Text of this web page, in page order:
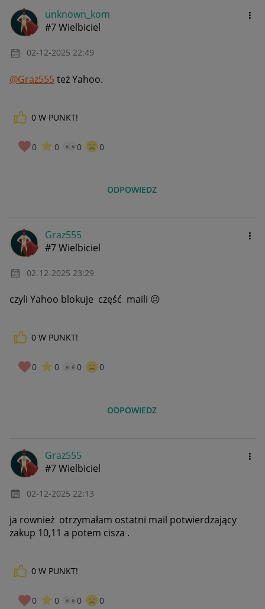
unknown_kom
#7 Wielbiciel
‎02-12-2025 22:49
@Graz555też Yahoo.
0 W PUNKT!
0 0 0 0
ODPOWIEDZ
Graz555
#7 Wielbiciel
‎02-12-2025 23:29
czyli Yahoo blokuje część maili ☹️
0 W PUNKT!
0 0 0 0
ODPOWIEDZ
Graz555
#7 Wielbiciel
‎02-12-2025 22:13
ja rownież otrzymałam ostatni mail potwierdzający
zakup 10,11 a potem cisza .
0 W PUNKT!
0 0 0 0